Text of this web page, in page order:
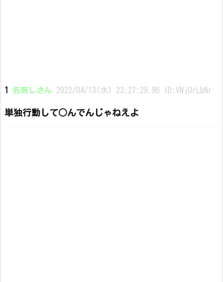
1 名無しさん 2022/04/13(水) 23:27:29.95 ID:VNjOrLbNr
単独行動して○んでんじゃねえよ